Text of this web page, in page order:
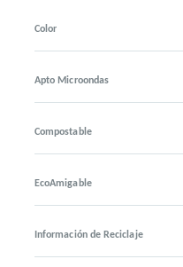
Color
Apto Microondas
Compostable
EcoAmigable
Información de Reciclaje